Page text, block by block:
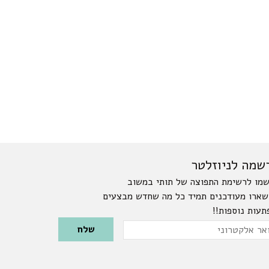
לניוזלטר
לרשימת התפוצה של תותי במשוב
מעודכנים תמיד כל מה שחדש מבצעים
נוספות!!
Please leave this field